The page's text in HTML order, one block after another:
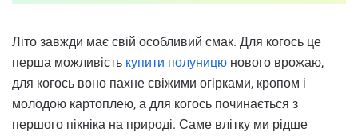
Літо завжди має свій особливий смак. Для когось це
перша можливість купити полуницю нового врожаю,
для когось воно пахне свіжими огірками, кропом і
молодою картоплею, а для когось починається з
першого пікніка на природі. Саме влітку ми рідше